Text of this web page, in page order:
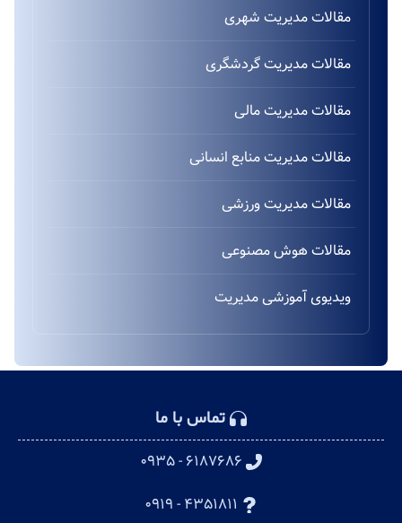
مقالات مدیریت شهری
مقالات مدیریت گردشگری
مقالات مدیریت مالی
مقالات مدیریت منابع انسانی
مقالات مدیریت ورزشی
مقالات هوش مصنوعی
ویدیوی آموزشی مدیریت
تماس با ما
۶۱۸۷۶۸۶ - ۰۹۳۵